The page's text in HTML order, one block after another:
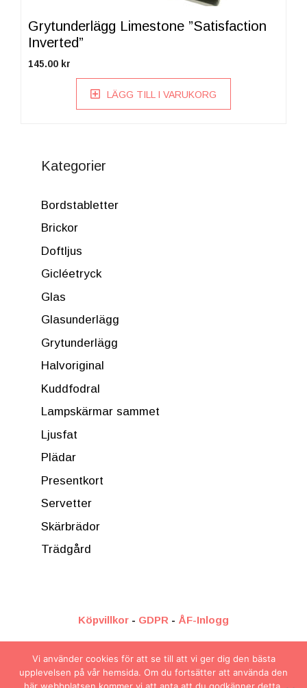
Grytunderlägg Limestone ”Satisfaction
Inverted”
145.00 kr
LÄGG TILL I VARUKORG
Kategorier
Bordstabletter
Brickor
Doftljus
Gicléetryck
Glas
Glasunderlägg
Grytunderlägg
Halvoriginal
Kuddfodral
Lampskärmar sammet
Ljusfat
Plädar
Presentkort
Servetter
Skärbrädor
Trädgård
Köpvillkor - GDPR - ÅF-Inlogg
Vi använder cookies för att se till att vi ger dig den bästa
upplevelsen på vår hemsida. Om du fortsätter att använda den